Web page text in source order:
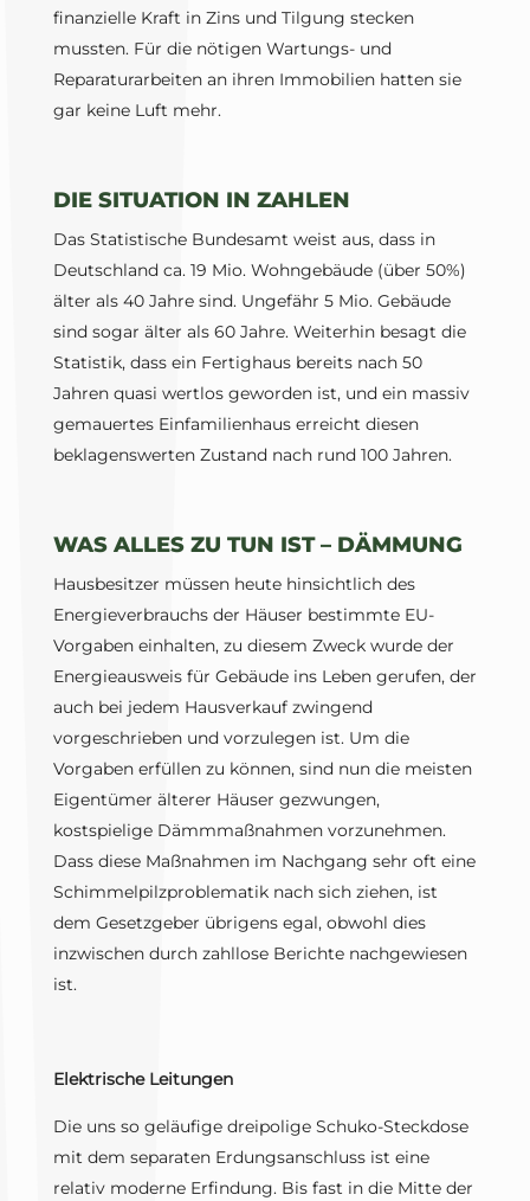
finanzielle Kraft in Zins und Tilgung stecken
mussten. Für die nötigen Wartungs- und
Reparaturarbeiten an ihren Immobilien hatten sie
gar keine Luft mehr.
DIE SITUATION IN ZAHLEN
Das Statistische Bundesamt weist aus, dass in
Deutschland ca. 19 Mio. Wohngebäude (über 50%)
älter als 40 Jahre sind. Ungefähr 5 Mio. Gebäude
sind sogar älter als 60 Jahre. Weiterhin besagt die
Statistik, dass ein Fertighaus bereits nach 50
Jahren quasi wertlos geworden ist, und ein massiv
gemauertes Einfamilienhaus erreicht diesen
beklagenswerten Zustand nach rund 100 Jahren.
WAS ALLES ZU TUN IST – DÄMMUNG
Hausbesitzer müssen heute hinsichtlich des
Energieverbrauchs der Häuser bestimmte EU-
Vorgaben einhalten, zu diesem Zweck wurde der
Energieausweis für Gebäude ins Leben gerufen, der
auch bei jedem Hausverkauf zwingend
vorgeschrieben und vorzulegen ist. Um die
Vorgaben erfüllen zu können, sind nun die meisten
Eigentümer älterer Häuser gezwungen,
kostspielige Dämmmaßnahmen vorzunehmen.
Dass diese Maßnahmen im Nachgang sehr oft eine
Schimmelpilzproblematik nach sich ziehen, ist
dem Gesetzgeber übrigens egal, obwohl dies
inzwischen durch zahllose Berichte nachgewiesen
ist.
Elektrische Leitungen
Die uns so geläufige dreipolige Schuko-Steckdose
mit dem separaten Erdungsanschluss ist eine
relativ moderne Erfindung. Bis fast in die Mitte der